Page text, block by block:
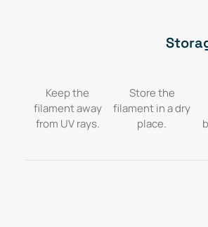
Keep the
filament away
from UV rays.
Store the
filament in a dry
place.